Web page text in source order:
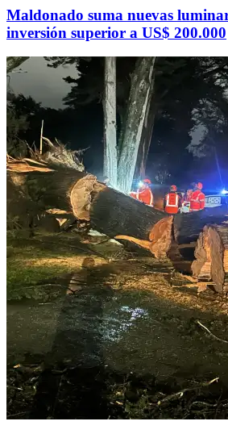
Maldonado suma nuevas
inversión superior a US$ 200.000